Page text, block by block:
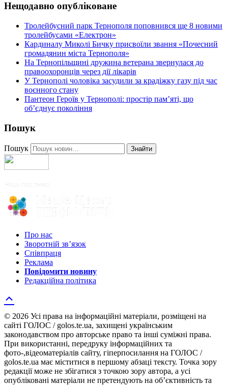
Нещодавно опубліковане
Тролейбусний парк Тернополя поповнився ще 8 новими
тролейбусами «Електрон»
Кардиналу Миколі Бичку присвоїли звання «Почесний
громадянин міста Тернополя»
На Тернопільщині дружина ветерана звернулася до
правоохоронців через дії лікарів
У Тернополі чоловіка засудили за крадіжку газу під час
воєнного стану
Пантеон Героїв у Тернополі: простір пам’яті, що
об’єднує покоління
Пошук
Пошук Знайти
Про нас
Зворотній зв’язок
Співпраця
Реклама
Повідомити новину
Редакційна політика
© 2026 Усі права на інформаційні матеріали, розміщені на
сайті ГОЛОС / golos.te.ua, захищені українським
законодавством про авторське право та інші суміжні права.
При використанні, передруку інформаційних та
фото-,відеоматеріалів сайту, гіперпосилання на ГОЛОС /
golos.te.ua має міститися в першому абзаці тексту. Точка зору
редакції може не збігатися з точкою зору автора, а усі
опубліковані матеріали не претендують на об’єктивність та